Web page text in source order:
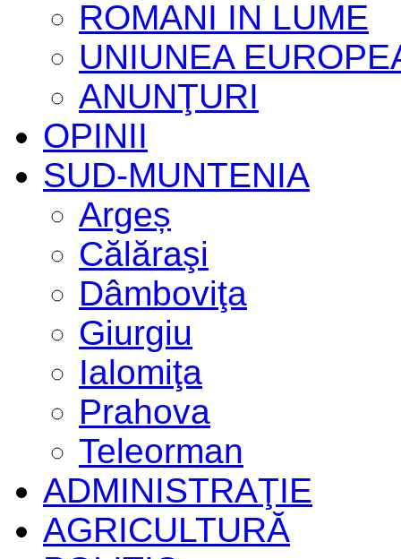
ROMANI IN LUME
UNIUNEA
ANUNŢURI
OPINII
SUD-MUNTENIA
Argeș
Călăraşi
Dâmboviţa
Giurgiu
Ialomiţa
Prahova
Teleorman
ADMINISTRAŢIE
AGRICULTURĂ